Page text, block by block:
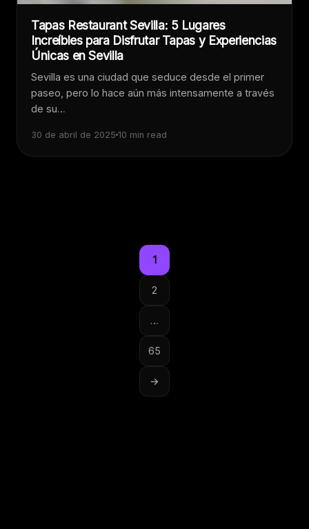
Tapas Restaurant Sevilla: 5 Lugares
Increíbles para Disfrutar Tapas y Experiencias
Únicas en Sevilla
Sevilla es una ciudad que seduce desde el primer
paseo, pero lo hace aún más intensamente a través
de su…
30 de abril de 2025 10 min read
Paginación
de
entradas
1
2
…
65
→